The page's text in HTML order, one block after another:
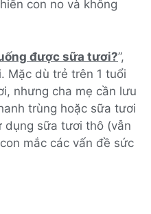
con no và không
được sữa tươi?”,
Mặc dù trẻ trên 1 tuổi
nhưng cha mẹ cần lưu
trùng hoặc sữa tươi
dụng sữa tươi thô (vẫn
mắc các vấn đề sức